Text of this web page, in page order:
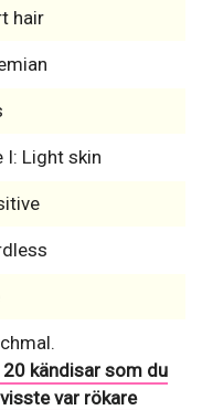
hair
I: Light skin
20 kändisar som du
var rökare